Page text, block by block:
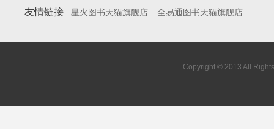
友情链接 星火图书天猫旗舰店 全易通图书天猫旗舰店
Copyright © 2013 All